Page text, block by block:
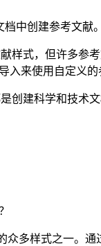
中创建参考文
样式，但许多参
入来使用自定义的
创建科学和技术
众多样式之一。